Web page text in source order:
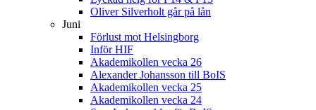
Oliver Silverholt går på lån
Juni
Förlust mot Helsingborg
Inför HIF
Akademikollen vecka 26
Alexander Johansson till BoIS
Akademikollen vecka 25
Akademikollen vecka 24